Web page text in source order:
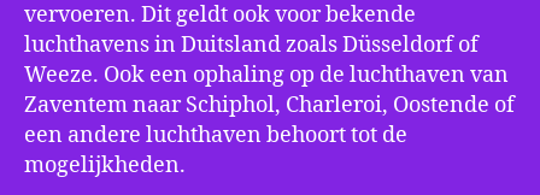
vervoeren. Dit geldt ook voor bekende
luchthavens in Duitsland zoals Düsseldorf of
Weeze. Ook een ophaling op de luchthaven van
Zaventem naar Schiphol, Charleroi, Oostende of
een andere luchthaven behoort tot de
mogelijkheden.